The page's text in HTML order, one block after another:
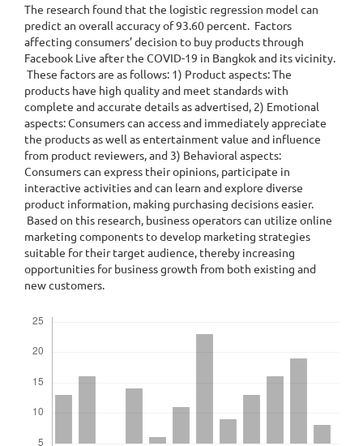
The research found that the logistic regression model can
predict an overall accuracy of 93.60 percent. Factors
affecting consumers’ decision to buy products through
Facebook Live after the COVID-19 in Bangkok and its vicinity.
These factors are as follows: 1) Product aspects: The
products have high quality and meet standards with
complete and accurate details as advertised, 2) Emotional
aspects: Consumers can access and immediately appreciate
the products as well as entertainment value and influence
from product reviewers, and 3) Behavioral aspects:
Consumers can express their opinions, participate in
interactive activities and can learn and explore diverse
product information, making purchasing decisions easier.
Based on this research, business operators can utilize online
marketing components to develop marketing strategies
suitable for their target audience, thereby increasing
opportunities for business growth from both existing and
new customers.